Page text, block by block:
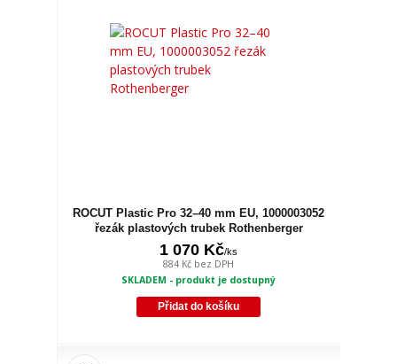
ROCUT Plastic Pro 32–40 mm EU, 1000003052
řezák plastových trubek Rothenberger
1 070 Kč/ks
884 Kč bez DPH
SKLADEM - produkt je dostupný
Přidat do košíku